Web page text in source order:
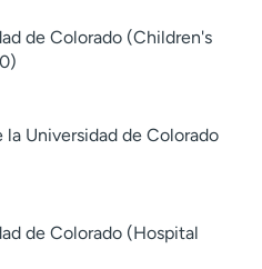
de Colorado (Children's
Universidad de Colorado
de Colorado (Hospital